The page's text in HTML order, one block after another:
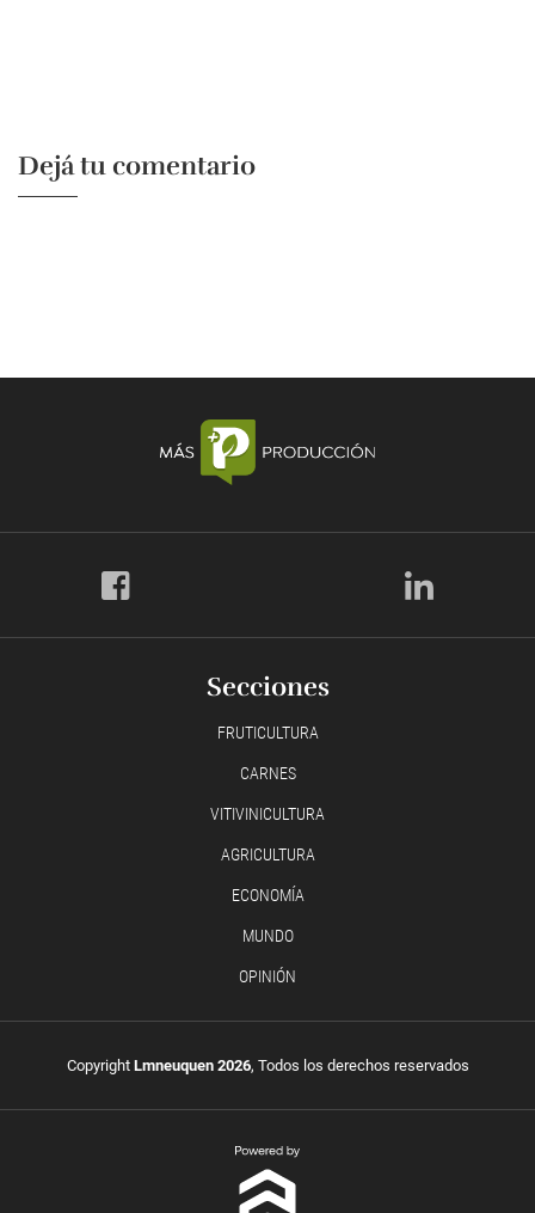
Dejá tu comentario
Secciones
FRUTICULTURA
CARNES
VITIVINICULTURA
AGRICULTURA
ECONOMÍA
MUNDO
OPINIÓN
Copyright Lmneuquen 2026, Todos los derechos reservados